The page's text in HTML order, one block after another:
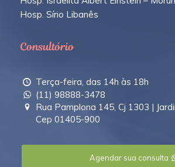
Hosp. Sírio Libanês
Consultório
Terça-feira, das 14h às 18h
(11) 98888-3478
Rua Pamplona 145, Cj 1303 |
Cep 01405-900
Agendar sua consulta